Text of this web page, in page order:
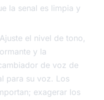
la senal es limpia y
Ajuste el nivel de tono,
y la
de voz de
para su voz. Los
exagerar los